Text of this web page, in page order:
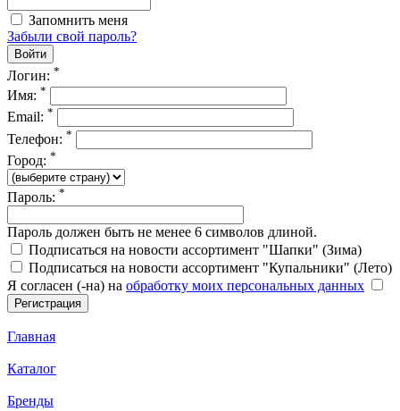
Запомнить меня
Забыли свой пароль?
Логин: *
Имя: *
Email: *
Телефон: *
Город: *
Пароль: *
Пароль должен быть не менее 6 символов длиной.
Подписаться на новости ассортимент "Шапки" (Зима)
Подписаться на новости ассортимент "Купальники" (Лето)
Я согласен (-на) на обработку моих персональных данных
Главная
Каталог
Бренды